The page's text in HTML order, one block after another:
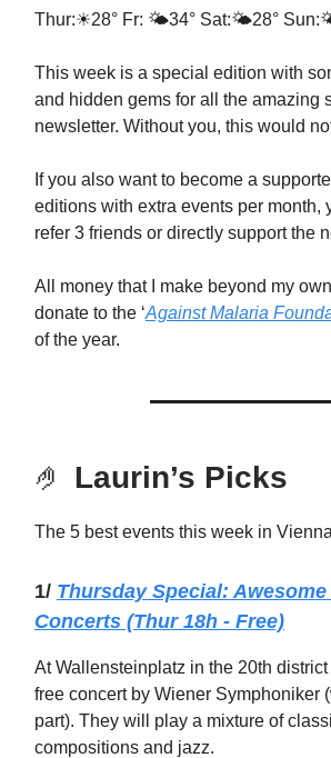
Thur:☀28° Fr: 🌤34° Sat:🌤28°
This week is a special edition with
and hidden gems for all the amazing
newsletter. Without you, this would
If you also want to become a
editions with extra events per month,
refer 3 friends or directly support the
All money that I make beyond my own
donate to the ‘Against Malaria
of the year.
🤌 Laurin’s Picks
The 5 best events this week in Vienna
1/ Thursday Special: Awesome
Concerts (Thur 18h - Free)
At Wallensteinplatz in the 20th
free concert by Wiener Symphoniker
part). They will play a mixture of
compositions and jazz.